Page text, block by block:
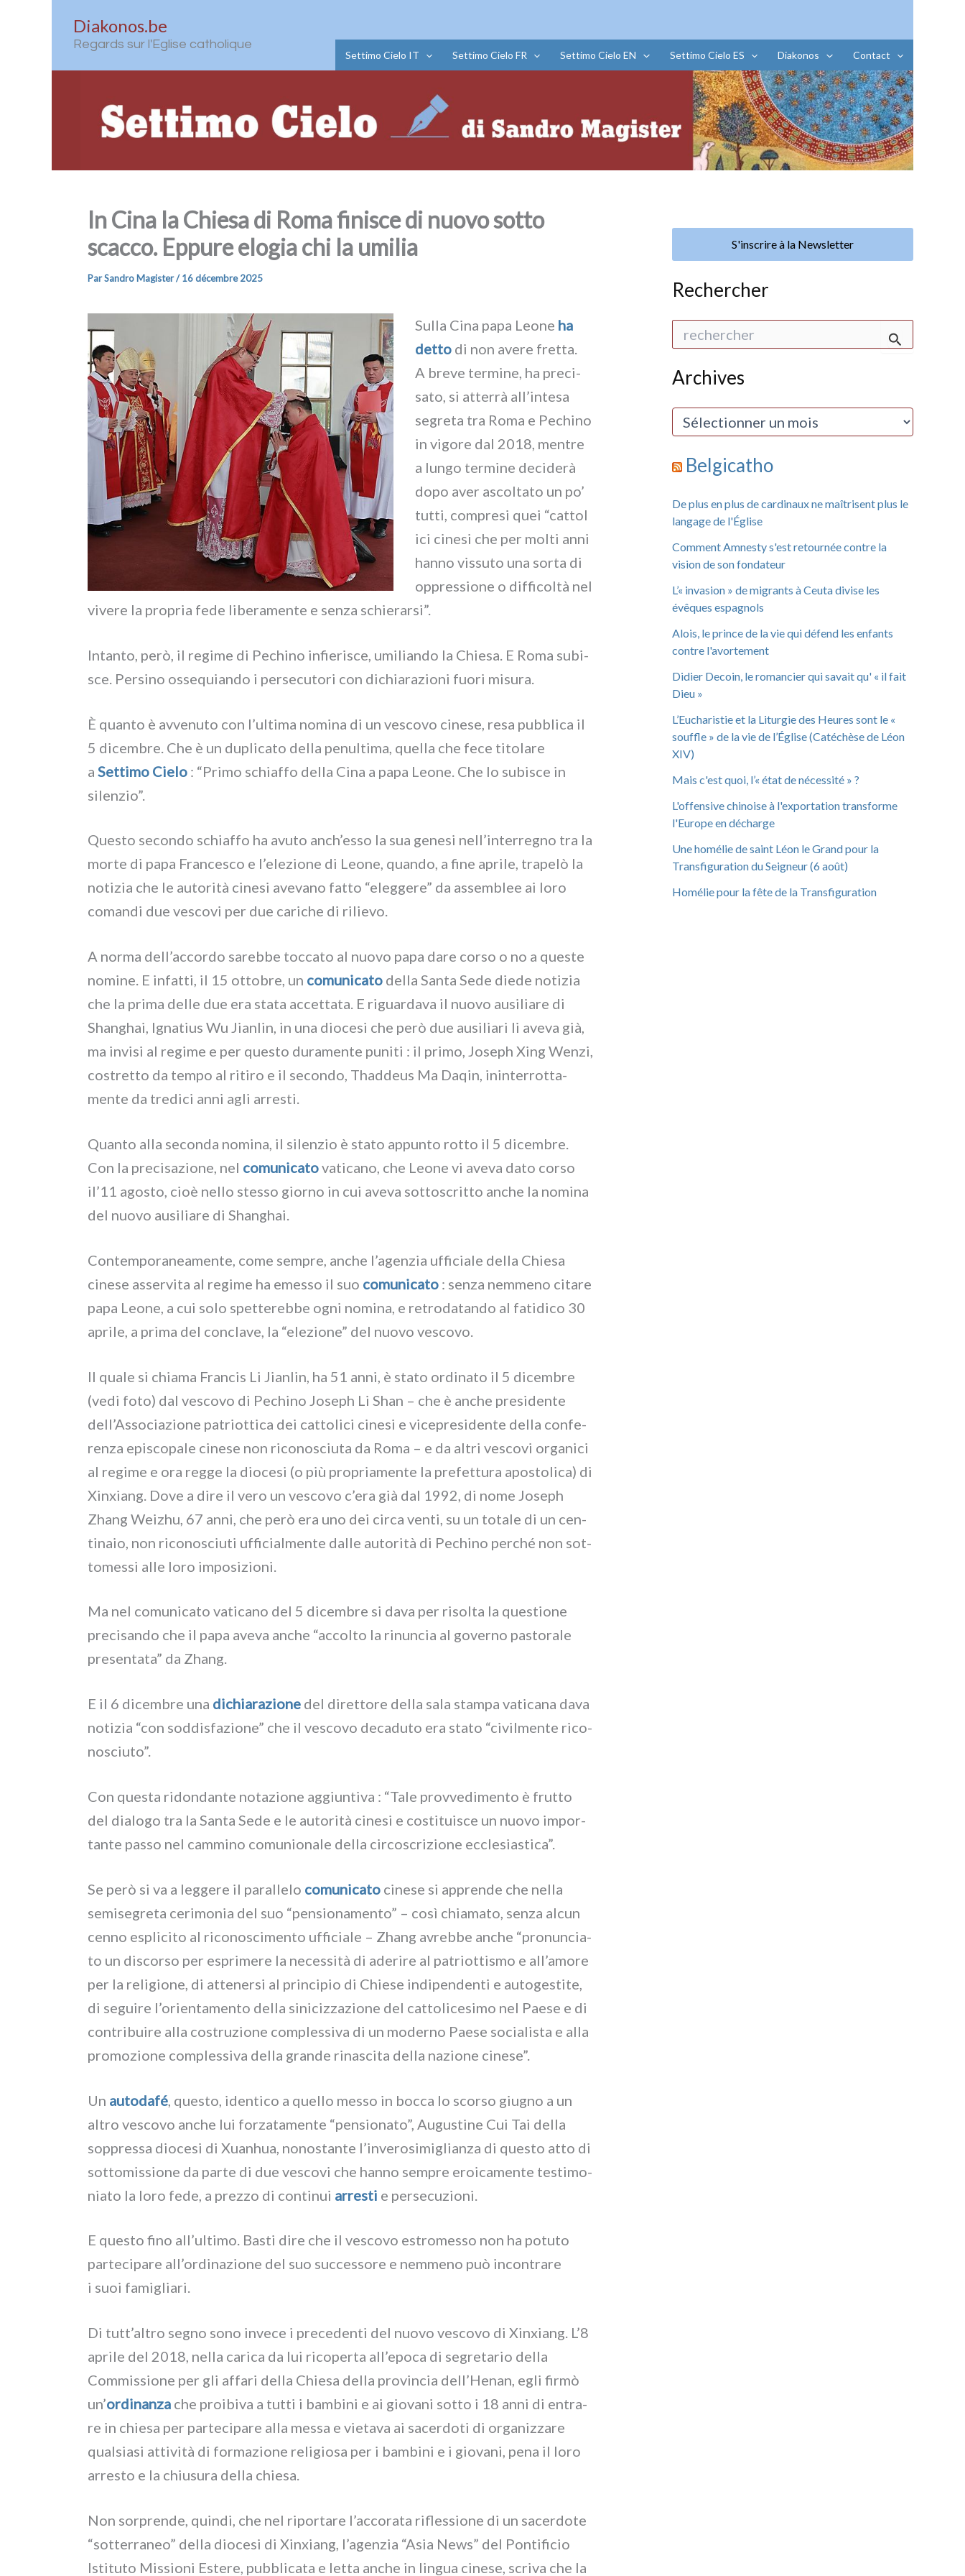
Diakonos.be
Regards sur l'Eglise catholique
Settimo Cielo IT Settimo Cielo FR Settimo Cielo EN Settimo Cielo ES Diakonos Contact
In Cina la Chiesa di Roma finisce di nuovo sotto
scacco. Eppure elogia chi la umilia
ParSandro Magister/16 décembre 2025
Sulla Cina papa Leone ha
det­to di non ave­re fret­ta.
A bre­ve ter­mi­ne, ha pre­ci­
sa­to, si atter­rà all’intesa
segre­ta tra Roma e Pechino
in vigo­re dal 2018, men­tre
a lun­go ter­mi­ne deci­de­rà
dopo aver ascol­ta­to un po’
tut­ti, com­pre­si quei “cat­to­l
i­ci cine­si che per mol­ti anni
han­no vis­su­to una sor­ta di
oppres­sio­ne o dif­fi­col­tà nel
vive­re la pro­pria fede libe­ra­men­te e sen­za schie­rar­si”.
Intanto, però, il regi­me di Pechino infie­ri­sce, umi­lian­do la Chiesa. E Roma subi­
sce. Persino osse­quian­do i per­se­cu­to­ri con dichia­ra­zio­ni fuo­ri misu­ra.
È quan­to è avve­nu­to con l’ultima nomi­na di un vesco­vo cine­se, resa pub­bli­ca il
5 dicem­bre. Che è un dupli­ca­to del­la penul­ti­ma, quel­la che fece tito­la­re
a Settimo Cielo : “Primo schiaf­fo del­la Cina a papa Leone. Che lo subi­sce in
silen­zio”.
Questo secon­do schiaf­fo ha avu­to anch’esso la sua gene­si nell’interregno tra la
mor­te di papa Francesco e l’elezione di Leone, quan­do, a fine apri­le, tra­pe­lò la
noti­zia che le auto­ri­tà cine­si ave­va­no fat­to “eleg­ge­re” da assem­blee ai loro
coman­di due vesco­vi per due cari­che di rilie­vo.
A nor­ma dell’accordo sareb­be toc­ca­to al nuo­vo papa dare cor­so o no a que­ste
nomi­ne. E infat­ti, il 15 otto­bre, un comu­ni­ca­to del­la Santa Sede die­de noti­zia
che la pri­ma del­le due era sta­ta accet­ta­ta. E riguar­da­va il nuo­vo ausi­lia­re di
Shanghai, Ignatius Wu Jianlin, in una dio­ce­si che però due ausi­lia­ri li ave­va già,
ma invi­si al regi­me e per que­sto dura­men­te puni­ti : il pri­mo, Joseph Xing Wenzi,
costret­to da tem­po al riti­ro e il secon­do, Thaddeus Ma Daqin, inin­ter­rot­ta­
men­te da tre­di­ci anni agli arre­sti.
Quanto alla secon­da nomi­na, il silen­zio è sta­to appun­to rot­to il 5 dicem­bre.
Con la pre­ci­sa­zio­ne, nel comu­ni­ca­tovati­ca­no, che Leone vi ave­va dato cor­so
il’11 ago­sto, cioè nel­lo stes­so gior­no in cui ave­va sot­to­scrit­to anche la nomi­na
del nuo­vo ausi­lia­re di Shanghai.
Contemporaneamente, come sem­pre, anche l’agenzia uffi­cia­le del­la Chiesa
cine­se asser­vi­ta al regi­me ha emes­so il suo comu­ni­ca­to : sen­za nem­me­no cita­re
papa Leone, a cui solo spet­te­reb­be ogni nomi­na, e retro­da­tan­do al fati­di­co 30
apri­le, a pri­ma del con­cla­ve, la “ele­zio­ne” del nuo­vo vesco­vo.
Il qua­le si chia­ma Francis Li Jianlin, ha 51 anni, è sta­to ordi­na­to il 5 dicem­bre
(vedi foto) dal vesco­vo di Pechino Joseph Li Shan – che è anche pre­si­den­te
dell’Associazione patriot­ti­ca dei cat­to­li­ci cine­si e vice­pre­si­den­te del­la con­fe­
ren­za epi­sco­pa­le cine­se non rico­no­sciu­ta da Roma – e da altri vesco­vi orga­ni­ci
al regi­me e ora reg­ge la dio­ce­si (o più pro­pria­men­te la pre­fet­tu­ra apo­sto­li­ca) di
Xinxiang. Dove a dire il vero un vesco­vo c’era già dal 1992, di nome Joseph
Zhang Weizhu, 67 anni, che però era uno dei cir­ca ven­ti, su un tota­le di un cen­
ti­na­io, non rico­no­sciu­ti uffi­cial­men­te dal­le auto­ri­tà di Pechino per­ché non sot­
to­mes­si alle loro impo­si­zio­ni.
Ma nel comu­ni­ca­to vati­ca­no del 5 dicem­bre si dava per risol­ta la que­stio­ne
pre­ci­san­do che il papa ave­va anche “accol­to la rinun­cia al gover­no pasto­ra­le
pre­sen­ta­ta” da Zhang.
E il 6 dicem­bre una dichia­ra­zio­ne del diret­to­re del­la sala stam­pa vati­ca­na dava
noti­zia “con sod­di­sfa­zio­ne” che il vesco­vo deca­du­to era sta­to “civil­men­te rico­
no­sciu­to”.
Con que­sta ridon­dan­te nota­zio­ne aggiun­ti­va : “Tale prov­ve­di­men­to è frut­to
del dia­lo­go tra la Santa Sede e le auto­ri­tà cine­si e costi­tui­sce un nuo­vo impor­
tan­te pas­so nel cam­mi­no comu­nio­na­le del­la cir­co­scri­zio­ne eccle­sia­sti­ca”.
Se però si va a leg­ge­re il paral­le­lo comu­ni­ca­to cine­se si appren­de che nel­la
semi­se­gre­ta ceri­mo­nia del suo “pen­sio­na­men­to” – così chia­ma­to, sen­za alcun
cen­no espli­ci­to al rico­no­sci­men­to uffi­cia­le – Zhang avreb­be anche “pro­nun­cia­
to un discor­so per espri­me­re la neces­si­tà di ade­ri­re al patriot­ti­smo e all’amore
per la reli­gio­ne, di atte­ner­si al prin­ci­pio di Chiese indi­pen­den­ti e auto­ge­sti­te,
di segui­re l’orientamento del­la sini­ciz­za­zio­ne del cat­to­li­ce­si­mo nel Paese e di
con­tri­bui­re alla costru­zio­ne com­ples­si­va di un moder­no Paese socia­li­sta e alla
pro­mo­zio­ne com­ples­si­va del­la gran­de rina­sci­ta del­la nazio­ne cine­se”.
Un auto­da­fé , que­sto, iden­ti­co a quel­lo mes­so in boc­ca lo scor­so giu­gno a un
altro vesco­vo anche lui for­za­ta­men­te “pen­sio­na­to”, Augustine Cui Tai del­la
sop­pres­sa dio­ce­si di Xuanhua, nono­stan­te l’inverosimiglianza di que­sto atto di
sot­to­mis­sio­ne da par­te di due vesco­vi che han­no sem­pre eroi­ca­men­te testi­mo­
nia­to la loro fede, a prez­zo di con­ti­nui arre­sti e per­se­cu­zio­ni.
E que­sto fino all’ultimo. Basti dire che il vesco­vo estro­mes­so non ha potu­to
par­te­ci­pa­re all’ordinazione del suo suc­ces­so­re e nem­me­no può incon­tra­re
i suoi fami­glia­ri.
Di tutt’altro segno sono inve­ce i pre­ce­den­ti del nuo­vo vesco­vo di Xinxiang. L’8
apri­le del 2018, nel­la cari­ca da lui rico­per­ta all’epoca di segre­ta­rio del­la
Commissione per gli affa­ri del­la Chiesa del­la pro­vin­cia dell’Henan, egli fir­mò
un’ordi­nan­za che proi­bi­va a tut­ti i bam­bi­ni e ai gio­va­ni sot­to i 18 anni di entra­
re in chie­sa per par­te­ci­pa­re alla mes­sa e vie­ta­va ai sacer­do­ti di orga­niz­za­re
qual­sia­si atti­vi­tà di for­ma­zio­ne reli­gio­sa per i bam­bi­ni e i gio­va­ni, pena il loro
arre­sto e la chiu­su­ra del­la chie­sa.
Non sor­pren­de, quin­di, che nel ripor­ta­re l’accorata rifles­sio­ne di un sacer­do­te
“sot­ter­ra­neo” del­la dio­ce­si di Xinxiang, l’agenzia “Asia News” del Pontificio
Istituto Missioni Estere, pub­bli­ca­ta e let­ta anche in lin­gua cine­se, scri­va che la
S'inscrire à la Newsletter
Rechercher
h
e
c
Archives
A
i
e
s
Belgicatho
De plus en plus de cardinaux ne maîtrisent plus le
langage de l'Église
Comment Amnesty s'est retournée contre la
vision de son fondateur
L’« invasion » de migrants à Ceuta divise les
évêques espagnols
Alois, le prince de la vie qui défend les enfants
contre l'avortement
Didier Decoin, le romancier qui savait qu' « il fait
Dieu »
L’Eucharistie et la Liturgie des Heures sont le «
souffle » de la vie de l’Église (Catéchèse de Léon
XIV)
Mais c'est quoi, l’« état de nécessité » ?
L'offensive chinoise à l'exportation transforme
l'Europe en décharge
Une homélie de saint Léon le Grand pour la
Transfiguration du Seigneur (6 août)
Homélie pour la fête de la Transfiguration